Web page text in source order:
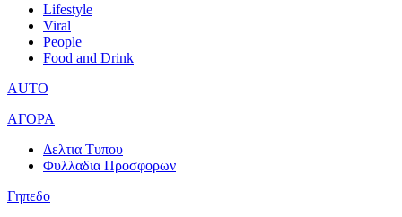
Lifestyle
Viral
People
Food and Drink
AUTO
ΑΓΟΡΑ
Δελτια Τυπου
Φυλλαδια Προσφορων
Γηπεδο